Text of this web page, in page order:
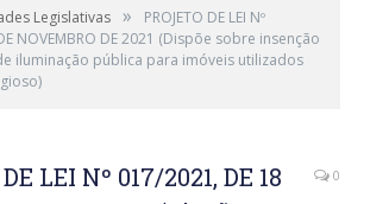
Legislativas »
PROJETO DE LEI Nº
NOVEMBRO DE 2021 (Dispõe sobre insenção
iluminação pública para imóveis utilizados
LEI Nº 017/2021, DE 18
0